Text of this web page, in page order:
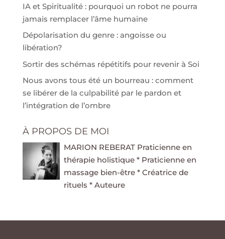
IA et Spiritualité : pourquoi un robot ne pourra
jamais remplacer l’âme humaine
Dépolarisation du genre : angoisse ou
libération?
Sortir des schémas répétitifs pour revenir à Soi
Nous avons tous été un bourreau : comment
se libérer de la culpabilité par le pardon et
l’intégration de l’ombre
À PROPOS DE MOI
MARION REBERAT Praticienne en
thérapie holistique * Praticienne en
massage bien-être * Créatrice de
rituels * Auteure